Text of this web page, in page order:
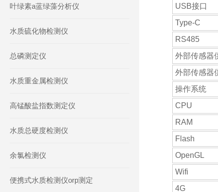
USB接口
Type-C
RS485
外部传感器
外部传感器
操作系统
CPU
RAM
Flash
OpenGL
Wifi
4G
叶绿素a蓝绿藻分析仪
水质硫化物检测仪
总磷测定仪
水质重金属检测仪
高锰酸盐指数测定仪
水质总硬度检测仪
余氯检测仪
便携式水质检测仪orp测定